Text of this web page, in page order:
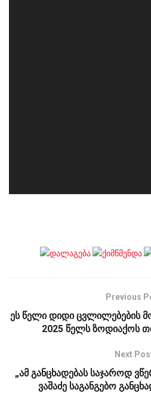
Previous
ეს წელი დიდი ცვლილებების
2025 წელს ზოდიაქოს
Next
„ამ განცხადებას საჯაროდ
ვაშაძე საგანგებო